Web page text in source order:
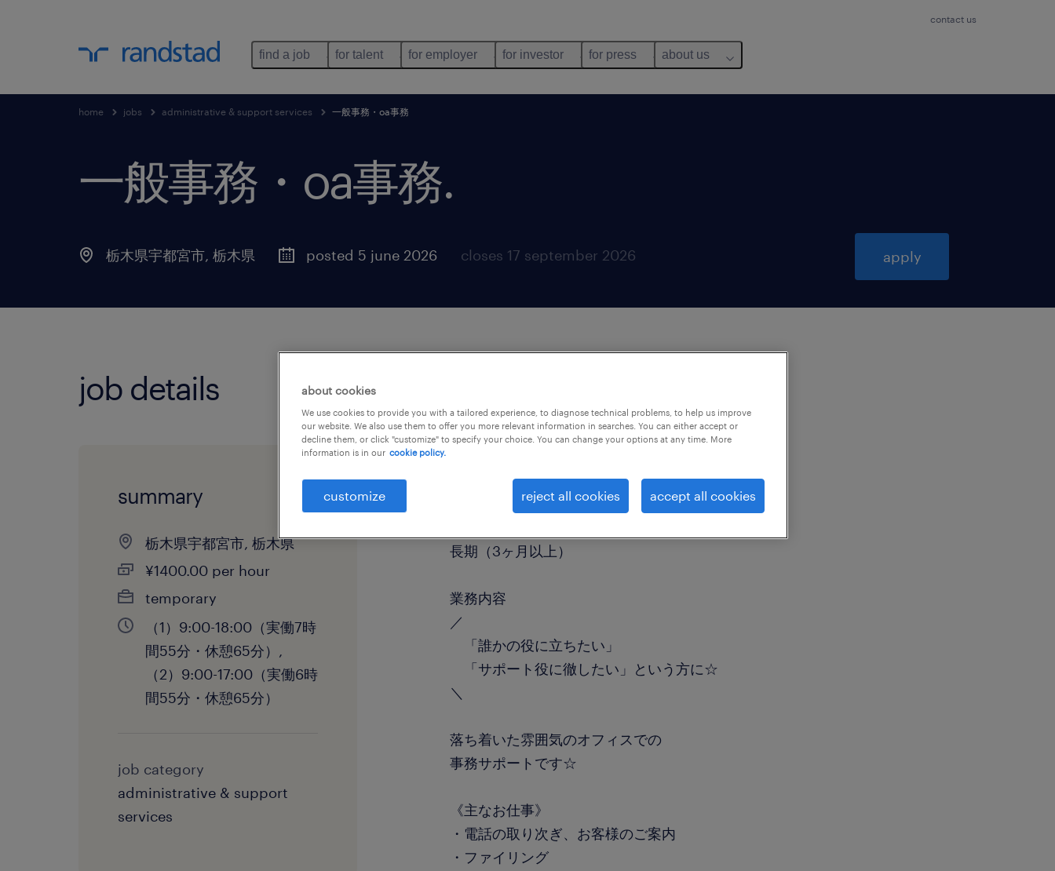
contact us
find a job for talent for employer for investor for press about us
home jobs administrative & support services 一般事務・oa事務
一般事務・oa事務.
栃木県宇都宮市, 栃木県 posted 5 june 2026 closes 17 september 2026 apply
job details
summary
栃木県宇都宮市, 栃木県
¥1400.00 per hour
temporary
（1）9:00-18:00（実働7時
間55分・休憩65分）,
（2）9:00-17:00（実働6時
間55分・休憩65分）
job category
administrative & support
services
一般事務・OA事務
長期（3ヶ月以上）
業務内容
／
「誰かの役に立ちたい」
「サポート役に徹したい」という方に☆
＼
落ち着いた雰囲気のオフィスでの
事務サポートです☆
《主なお仕事》
・電話の取り次ぎ、お客様のご案内
・ファイリング
about cookies
We use cookies to provide you with a tailored experience, to diagnose technical problems, to help us improve
our website. We also use them to offer you more relevant information in searches. You can either accept or
decline them, or click "customize" to specify your choice. You can change your options at any time. More
information is in our cookie policy.
customize reject all cookies accept all cookies